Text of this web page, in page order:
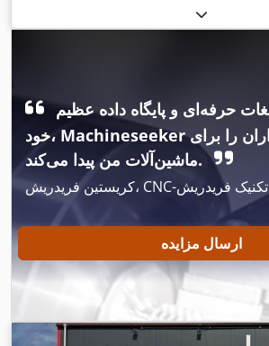
به‌واسطه تبلیغات حرفه‌ای و پایگاه داده عظیم
خود، Machineseeker بسیاری از خریداران را برای
ماشین‌آلات من پیدا می‌کند.
کریستین فریدریش، CNC-تکنیک فریدریش
ارسال مزایده